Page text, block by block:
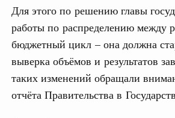
Для этого по решению главы
работы по распределению между
бюджетный цикл – она должна
выверка объёмов и результатов
таких изменений обращали
отчёта Правительства в
экономический союз.
принял участие во
Жапарова с главами
Евразийского
совета